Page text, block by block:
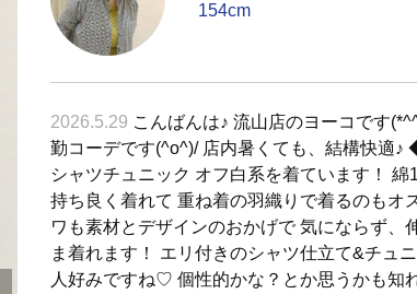
154cm
2026.5.29 こんばんは♪ 流山店のヨーコです
勤コーデです(^o^)/ 店内暑くても、結構快適♪
シャツチュニック オフ白系を着ています！
持ち良く着れて 重ね着の羽織りで着るのもオ
ワも素材とデザインのおかげで 気にならず、
ま着れます！ エリ付きのシャツ仕立て&チュ
人好みですね♡ 個性的かな？とか思うかも知